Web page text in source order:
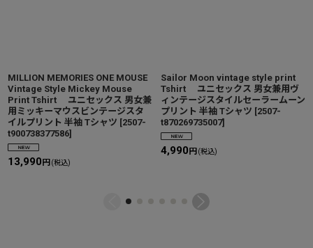
MILLION MEMORIES ONE MOUSE
Vintage Style Mickey Mouse
Print Tshirt ユニセックス 男女兼
用ミッキーマウスビンテージスタ
イルプリント 半袖 Tシャツ [2507-
t900738377586]
13,990 円 (税込)
Sailor Moon vintage style print
Tshirt ユニセックス 男女兼用ヴ
ィンテージスタイルセーラームーン
プリント 半袖 Tシャツ [2507-
t870269735007]
4,990 円 (税込)